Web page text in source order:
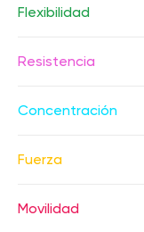
Flexibilidad
Resistencia
Concentración
Fuerza
Movilidad